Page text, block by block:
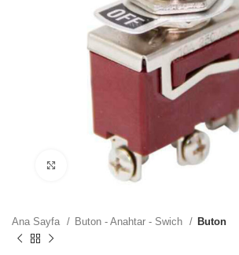
Büyütmek için tıklayın
Ana Sayfa Buton - Anahtar - Swich Buton